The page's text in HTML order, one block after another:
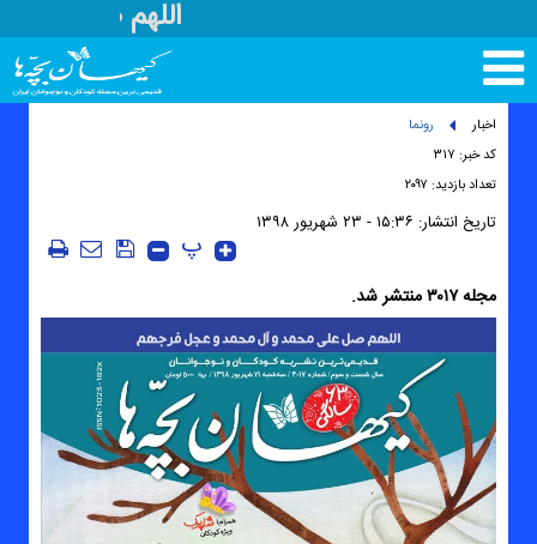
اللهم صل علی
تغییر
وضعیت
منوی
سرویس
اخبار
رونما
کد خبر: ۳۱۷
تعداد بازدید: ۲۰۹۷
تاریخ انتشار: ۱۵:۳۶ - ۲۳ شهريور ۱۳۹۸
پ
مجله ۳۰۱۷ منتشر شد.